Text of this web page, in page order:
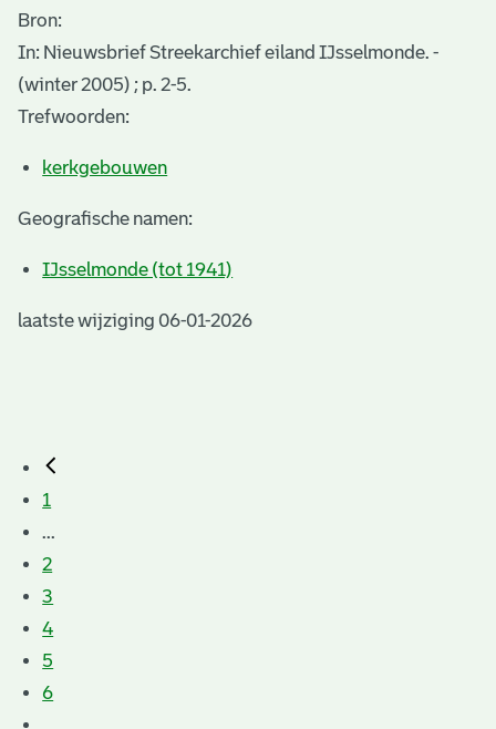
Bron:
In: Nieuwsbrief Streekarchief eiland IJsselmonde. -
(winter 2005) ; p. 2-5.
Trefwoorden:
kerkgebouwen
Geografische namen:
IJsselmonde (tot 1941)
laatste wijziging 06-01-2026
1
...
2
3
4
5
6